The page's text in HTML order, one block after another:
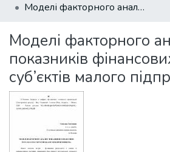
All of DSpace
Statistics
Моделі факторного аналізу показників фінансових результатів суб’єктів малого підприємництва
Моделі факторного
показників
суб’єктів малого